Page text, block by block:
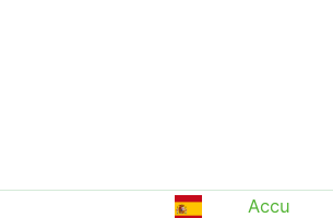
Accu